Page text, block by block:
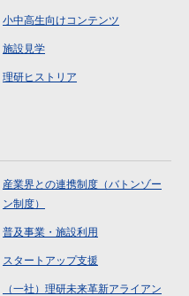
小中高生向けコンテンツ
施設見学
理研ヒストリア
産業界との連携制度（バトンゾー
ン制度）
普及事業・施設利用
スタートアップ支援
（一社）理研未来革新アライアン